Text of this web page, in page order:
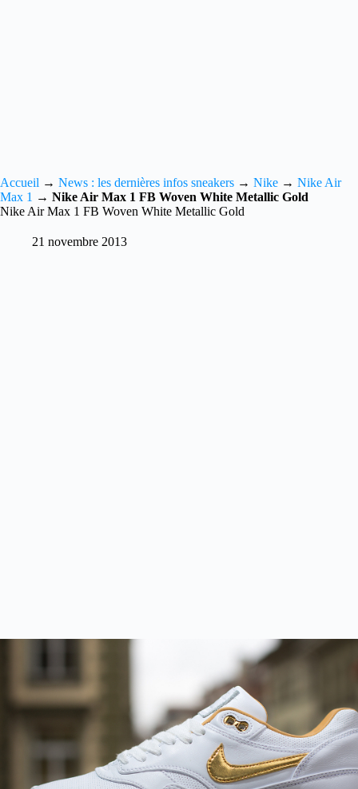
Accueil → News : les dernières infos sneakers → Nike → Nike Air
Max 1 → Nike Air Max 1 FB Woven White Metallic Gold
Nike Air Max 1 FB Woven White Metallic Gold
21 novembre 2013